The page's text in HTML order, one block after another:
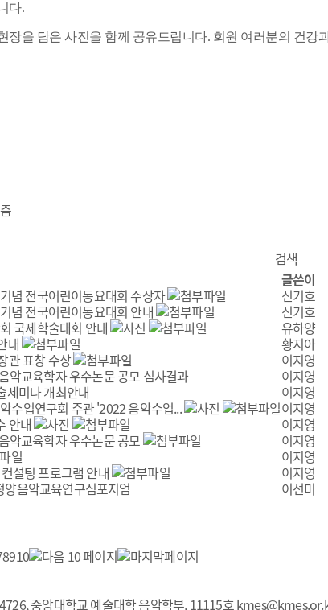
다.
장을 담은 사진을 함께 공유드립니다. 회원 여러분의 건강
글쓴이
념 전국어린이동요대회 수상자
신기호
념 전국어린이동요대회 안내
신기호
국제학술대회 안내
유하양
내 황지아
관 표창 수상 이지영
악교육학자 우수논문 공모 심사결과 이지영
세미나 개최안내 이지영
수업연구회 주관 '2022 음악수업... 이지영
안내 이지영
악교육학자 우수논문 공모 이지영
이지영
설팅 프로그램 안내 이지영
음악교육연구심포지엄 이선미
8910
중앙대학교 예술대학 음악학부, 11115호